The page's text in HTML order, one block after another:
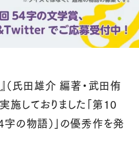
』（氏田雄介 編著・武田侑
施しておりました「第10
の物語）」の優秀作を発